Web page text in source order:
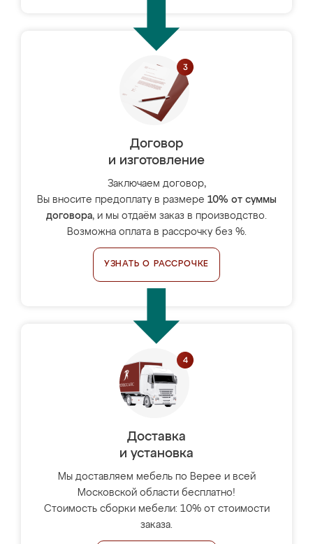
Договор
и изготовление
Заключаем договор,
Вы вносите предоплату в размере 10% от суммы
договора, и мы отдаём заказ в производство.
Возможна оплата в рассрочку без %.
УЗНАТЬ О РАССРОЧКЕ
Доставка
и установка
Мы доставляем мебель по Верее и всей
Московской области бесплатно!
Стоимость сборки мебели: 10% от стоимости
заказа.